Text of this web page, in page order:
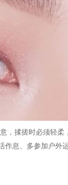
，揉搓时必须轻柔
息、多参加户外